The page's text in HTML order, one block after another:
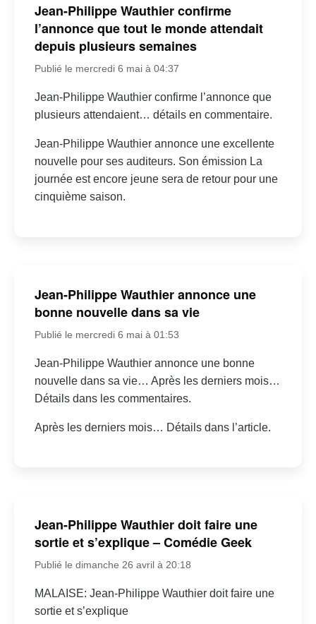
Jean-Philippe Wauthier confirme
l’annonce que tout le monde attendait
depuis plusieurs semaines
Publié le mercredi 6 mai à 04:37
Jean-Philippe Wauthier confirme l’annonce que
plusieurs attendaient… détails en commentaire.
Jean-Philippe Wauthier annonce une excellente
nouvelle pour ses auditeurs. Son émission La
journée est encore jeune sera de retour pour une
cinquième saison.
Jean-Philippe Wauthier annonce une
bonne nouvelle dans sa vie
Publié le mercredi 6 mai à 01:53
Jean-Philippe Wauthier annonce une bonne
nouvelle dans sa vie… Après les derniers mois…
Détails dans les commentaires.
Après les derniers mois… Détails dans l’article.
Jean-Philippe Wauthier doit faire une
sortie et s’explique – Comédie Geek
Publié le dimanche 26 avril à 20:18
MALAISE: Jean-Philippe Wauthier doit faire une
sortie et s’explique